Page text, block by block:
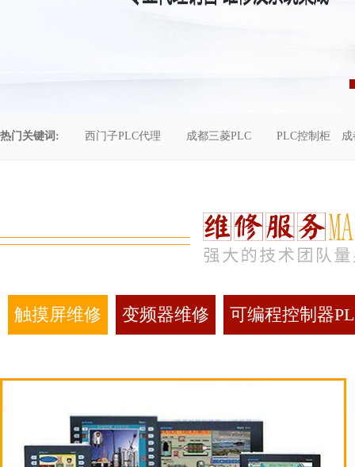
热门关键词: 西门子PLC代理 成都三菱PLC PLC控制柜
触摸屏维修 变频器维修 可编程控制器